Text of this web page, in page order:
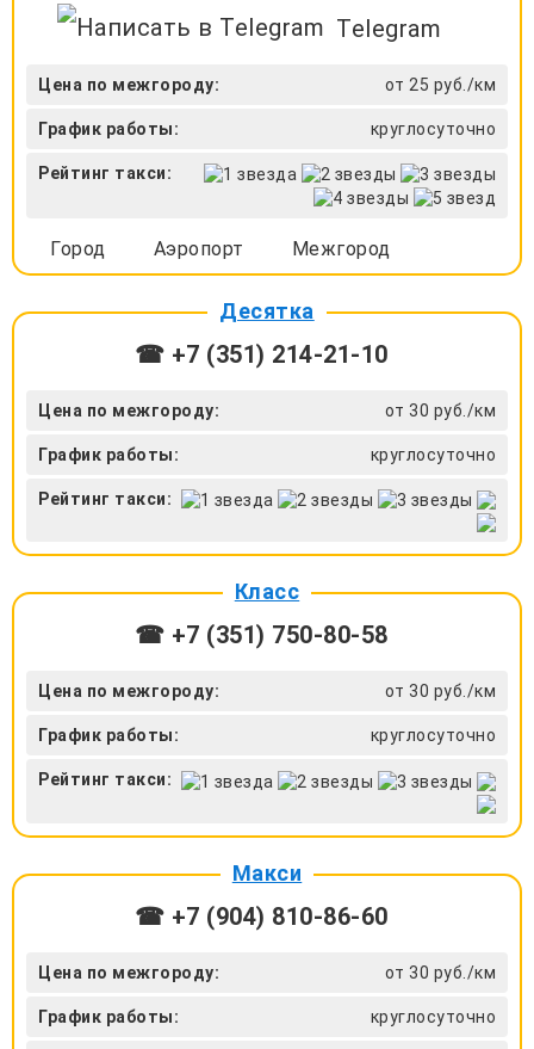
Telegram
Цена по межгороду: от 25 руб./км
График работы: круглосуточно
Рейтинг такси:
Город Аэропорт Межгород
Десятка
☎ +7 (351) 214-21-10
Цена по межгороду: от 30 руб./км
График работы: круглосуточно
Рейтинг такси:
Класс
☎ +7 (351) 750-80-58
Цена по межгороду: от 30 руб./км
График работы: круглосуточно
Рейтинг такси:
Макси
☎ +7 (904) 810-86-60
Цена по межгороду: от 30 руб./км
График работы: круглосуточно